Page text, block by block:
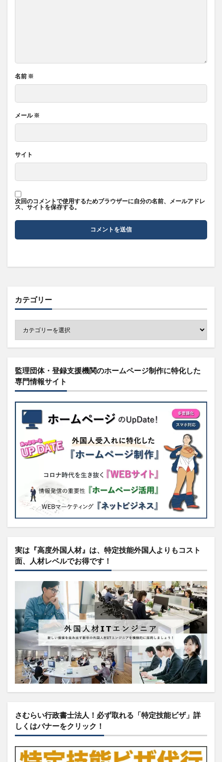
名前 ※
メール※
サイト
次回のコメントで使用するためブラウザーに自分の名前、メールアドレ
ス、サイトを保存する。
カテゴリー
監理団体・登録支援機関のホームページ制作に特化した
専門情報サイト
実は『高度外国人材』は、特定技能外国人よりもコスト
面、人材レベルでお得です！
さむらい行政書士法人！必ず取れる「特定技能ビザ」詳
しくはバナーをクリック！